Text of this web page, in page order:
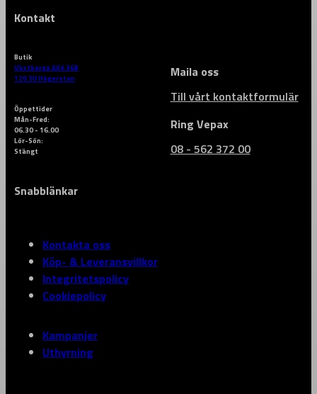
Kontakt
Butik
Västberga Allé 36B
126 30 Hägersten
Maila oss
Till vårt kontaktformulär
Öppettider
Mån-Fred:
06.30 - 16.00
Lör-Sön:
Stängt
Ring Vepax
08 - 562 372 00
Snabblänkar
Kontakta oss
Köp- & Leveransvillkor
Integritetspolicy
Cookiepolicy
Kampanjer
Uthyrning